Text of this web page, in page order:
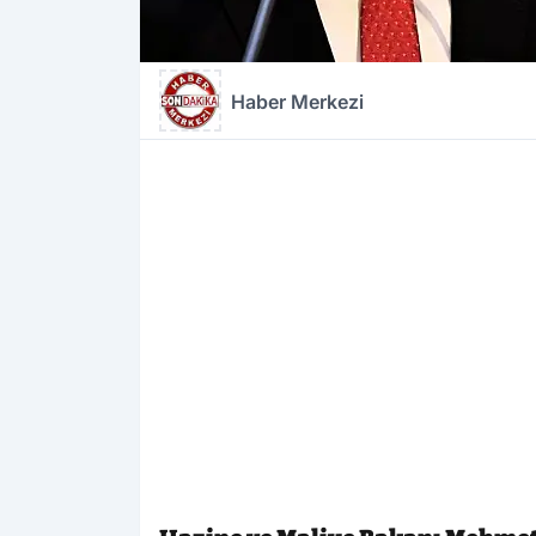
Haber Merkezi